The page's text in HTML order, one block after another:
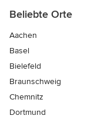
Beliebte Orte
Aachen
Basel
Bielefeld
Braunschweig
Chemnitz
Dortmund